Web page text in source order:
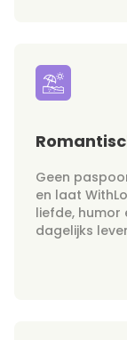
Geen
en laat
liefde, humor
dagelijks